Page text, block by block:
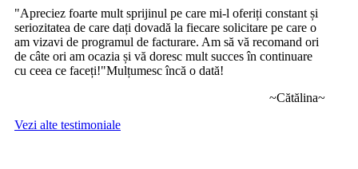
"Apreciez foarte mult sprijinul pe care mi-l oferiți constant și
seriozitatea de care dați dovadă la fiecare solicitare pe care o
am vizavi de programul de facturare. Am să vă recomand ori
de câte ori am ocazia și vă doresc mult succes în continuare
cu ceea ce faceți!"Mulțumesc încă o dată!
~Cătălina~
Vezi alte testimoniale